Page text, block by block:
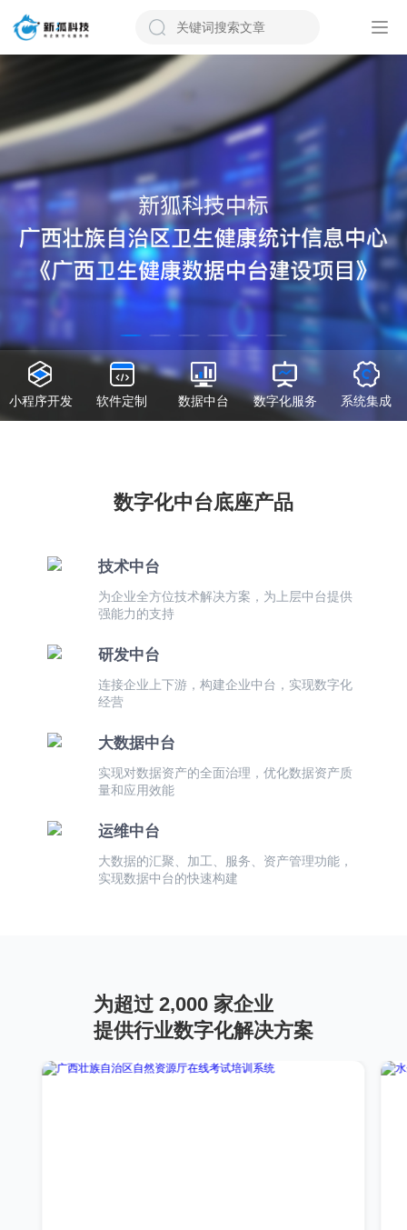
小程序开发 软件定制 数据中台 数字化服务 系统集成
数字化中台底座产品
技术中台
为企业全方位技术解决方案，为上层中台提供
强能力的支持
研发中台
连接企业上下游，构建企业中台，实现数字化
经营
大数据中台
实现对数据资产的全面治理，优化数据资产质
量和应用效能
运维中台
大数据的汇聚、加工、服务、资产管理功能，
实现数据中台的快速构建
为超过 2,000 家企业
提供行业数字化解决方案